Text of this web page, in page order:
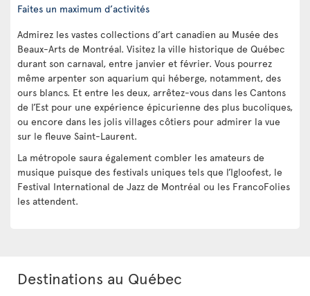
Faites un maximum d’activités
Admirez les vastes collections d’art canadien au Musée des
Beaux-Arts de Montréal. Visitez la ville historique de Québec
durant son carnaval, entre janvier et février. Vous pourrez
même arpenter son aquarium qui héberge, notamment, des
ours blancs. Et entre les deux, arrêtez-vous dans les Cantons
de l’Est pour une expérience épicurienne des plus bucoliques,
ou encore dans les jolis villages côtiers pour admirer la vue
sur le fleuve Saint-Laurent.
La métropole saura également combler les amateurs de
musique puisque des festivals uniques tels que l’Igloofest, le
Festival International de Jazz de Montréal ou les FrancoFolies
les attendent.
Destinations au Québec